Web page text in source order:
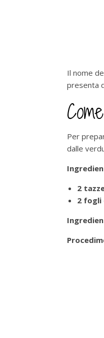
Il nome
presenta
Per
dalle
2
2 fogli